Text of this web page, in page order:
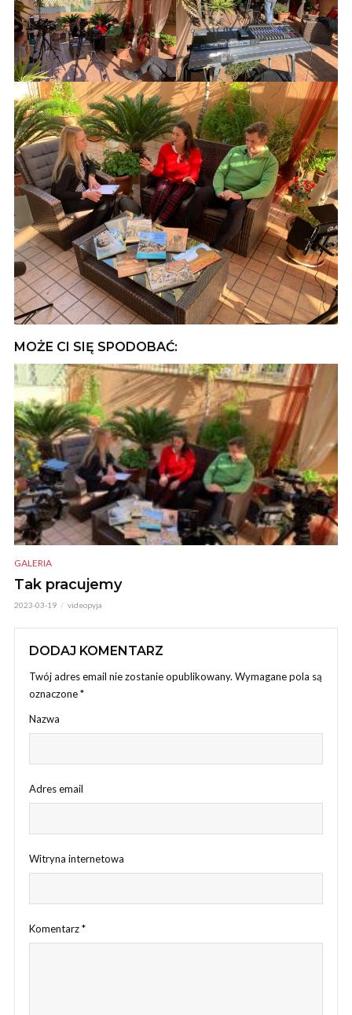
MOŻE CI SIĘ SPODOBAĆ:
GALERIA
Tak pracujemy
2023-03-19 videopyja
DODAJ KOMENTARZ
Twój adres email nie zostanie opublikowany. Wymagane pola są
oznaczone*
Nazwa
Adres email
Witryna internetowa
Komentarz*